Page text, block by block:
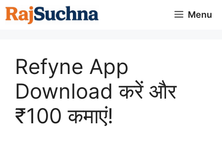
Skip
to
Menu
Refyne App
Download करें और
₹100 कमाएं!